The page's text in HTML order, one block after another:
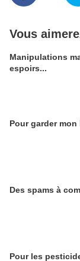
Vous
Manipulations
espoirs...
Pour garder
Des spams à